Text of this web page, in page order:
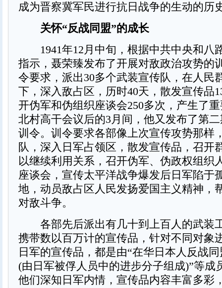
成为晋察冀军民进行抗日战争的生动的历
关怀“反战同盟”的成长
1941年12月中旬，根据中共中央和八
指示，聂荣臻发布了开展对敌政治攻势的
令要求，派出30多个武装宣传队，在人民
下，深入敌占区，历时40天，散发宣传品
开伪军和伪组织座谈会250多次，产生了
北村高干会议后的3月间，他又发布了第
训令。训令要求各部像上次宣传攻势那样
队，深入日军占领区，散发宣传品，召开
以继续利用关系，召开伪军、伪政权组织
座谈会，宣传太平洋战争爆发后日军陷于
地，动员敌占区人民发扬爱国主义精神，
对敌斗争。
各部先后派出有几十到上百人的武装
携带数以百万计的宣传品，针对不同对象
日军的宣传品，都是由“在华日本人反战
(由日军被俘人员中的进步分子组成)”等成
他们深知日军内情，宣传品内容丰富多彩